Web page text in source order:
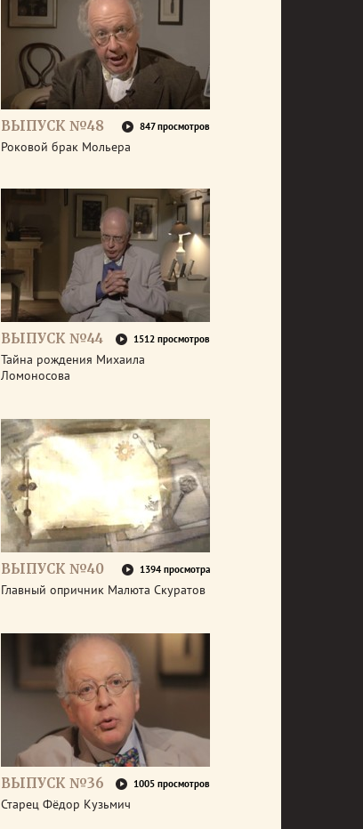
ВЫПУСК №48 847 просмотров
Роковой брак Мольера
ВЫПУСК №44 1512 просмотров
Тайна рождения Михаила
Ломоносова
ВЫПУСК №40 1394 просмотра
Главный опричник Малюта Скуратов
ВЫПУСК №36 1005 просмотров
Старец Фёдор Кузьмич